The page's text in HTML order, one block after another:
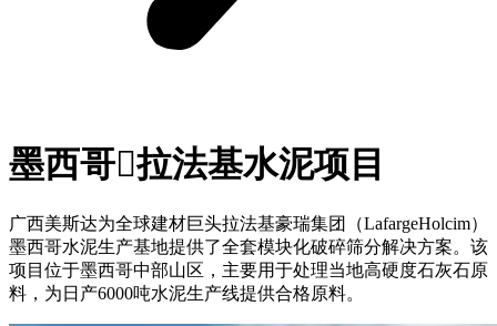
墨西哥拉法基水泥项目
广西美斯达为全球建材巨头拉法基豪瑞集团（LafargeHolcim）
墨西哥水泥生产基地提供了全套模块化破碎筛分解决方案。该
项目位于墨西哥中部山区，主要用于处理当地高硬度石灰石原
料，为日产6000吨水泥生产线提供合格原料。